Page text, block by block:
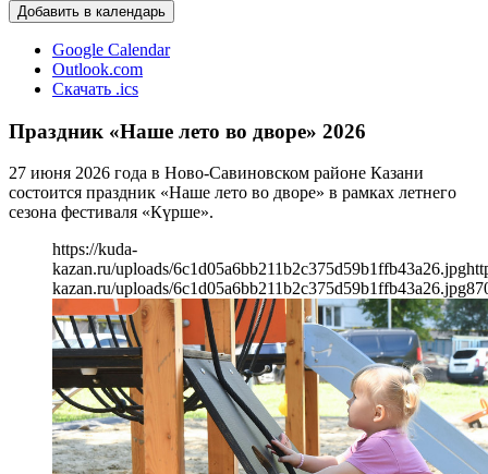
Добавить в календарь
Google Calendar
Outlook.com
Скачать .ics
Праздник «Наше лето во дворе» 2026
27 июня 2026 года в Ново-Савиновском районе Казани
состоится праздник «Наше лето во дворе» в рамках летнего
сезона фестиваля «Күрше».
https://kuda-
kazan.ru/uploads/6c1d05a6bb211b2c375d59b1ffb43a26.jpg
kazan.ru/uploads/6c1d05a6bb211b2c375d59b1ffb43a26.jpg